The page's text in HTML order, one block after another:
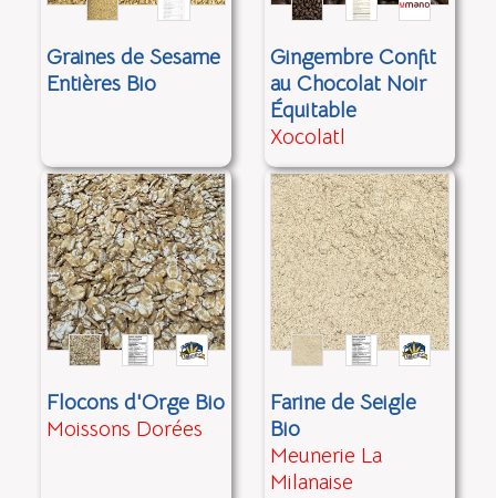
Graines de Sesame
Entières Bio
Gingembre Confit
au Chocolat Noir
Équitable
Xocolatl
Flocons d'Orge Bio
Moissons Dorées
Farine de Seigle
Bio
Meunerie La
Milanaise